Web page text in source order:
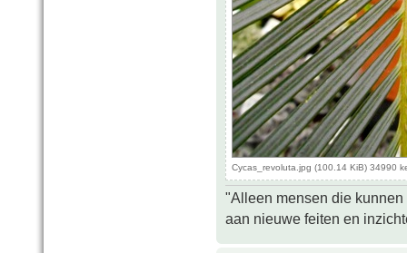
Cycas_revoluta.jpg (100.14 KiB) 34990
"Alleen mensen die
aan nieuwe feiten en